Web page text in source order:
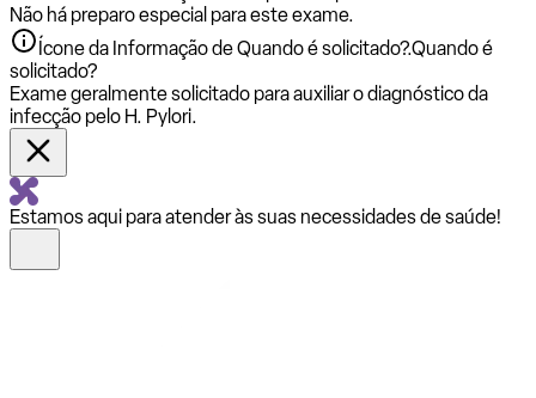
Não há preparo especial para este exame.
Ícone da Informação de Quando é solicitado?.Quando é
solicitado?
Exame geralmente solicitado para auxiliar o diagnóstico da
infecção pelo H. Pylori.
Estamos aqui para atender às suas necessidades de saúde!